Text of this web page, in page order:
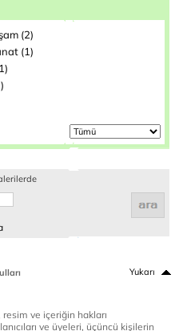
(2)
(1)
Yukarı
ve içeriğin hakları
ve üyeleri, üçüncü kişilerin